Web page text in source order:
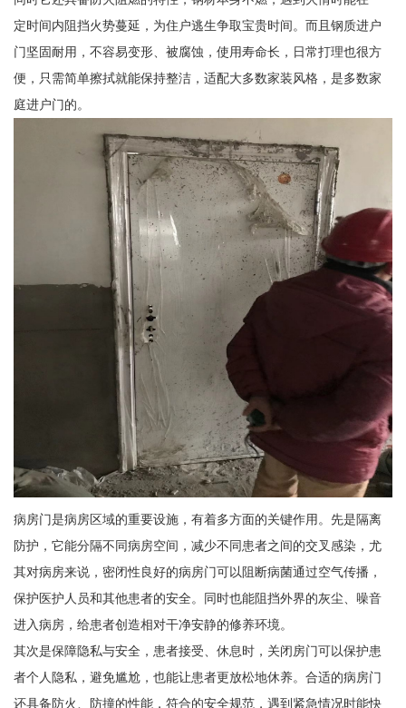
定时间内阻挡火势蔓延，为住户逃生争取宝贵时间。而且钢质进户
门坚固耐用，不容易变形、被腐蚀，使用寿命长，日常打理也很方
便，只需简单擦拭就能保持整洁，适配大多数家装风格，是多数家
庭进户门的。
病房门是病房区域的重要设施，有着多方面的关键作用。先是隔离
防护，它能分隔不同病房空间，减少不同患者之间的交叉感染，尤
其对病房来说，密闭性良好的病房门可以阻断病菌通过空气传播，
保护医护人员和其他患者的安全。同时也能阻挡外界的灰尘、噪音
进入病房，给患者创造相对干净安静的修养环境。
其次是保障隐私与安全，患者接受、休息时，关闭房门可以保护患
者个人隐私，避免尴尬，也能让患者更放松地休养。合适的病房门
还具备防火、防撞的性能，符合的安全规范，遇到紧急情况时能快